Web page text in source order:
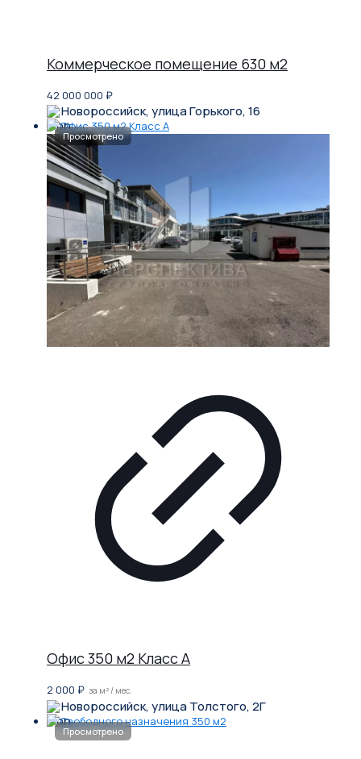
Коммерческое помещение 630 м2
42 000 000 ₽
Новороссийск, улица Горького, 16
Офис 350 м2 Класс A
2 000 ₽ за м² / мес.
Новороссийск, улица Толстого, 2Г